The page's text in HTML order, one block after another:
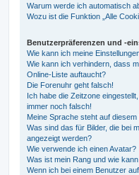
Warum werde ich automatisch
Wozu ist die Funktion „Alle
Benutzerpräferenzen und -
Wie kann ich meine
Wie kann ich verhindern, dass
Online-Liste auftaucht?
Die Forenuhr geht falsch!
Ich habe die Zeitzone
immer noch falsch!
Meine Sprache steht auf
Was sind das für Bilder, die bei
angezeigt werden?
Wie verwende ich einen Avatar?
Was ist mein Rang und wie
Wenn ich bei einem Benutzer